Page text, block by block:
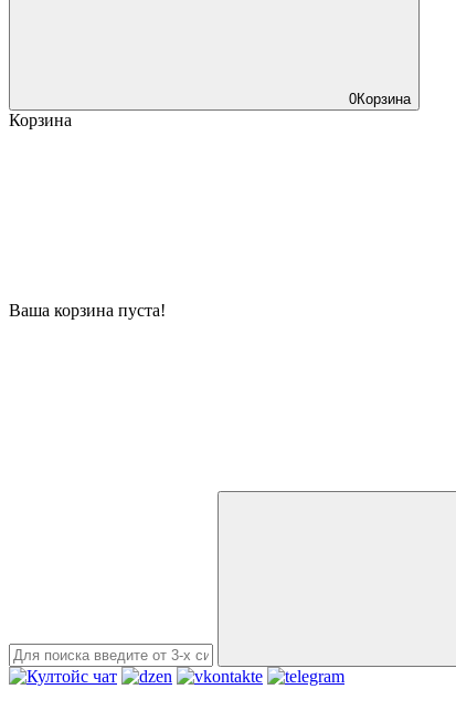
0Корзина
Корзина
Ваша корзина пуста!